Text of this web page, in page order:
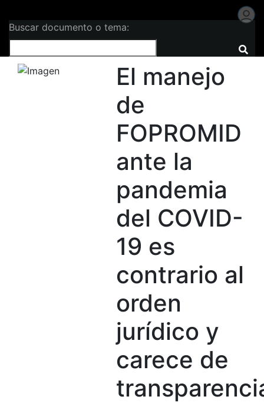
Buscar documento o tema:
El manejo
de
FOPROMID
ante la
pandemia
del COVID-
19 es
contrario al
orden
jurídico y
carece de